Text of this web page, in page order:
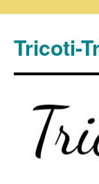
Tricoti-